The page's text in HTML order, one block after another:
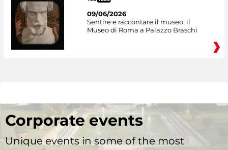
09/06/2026
Sentire e raccontare il museo: il
Museo di Roma a Palazzo Braschi
Corporate events
Unique events in some of the most